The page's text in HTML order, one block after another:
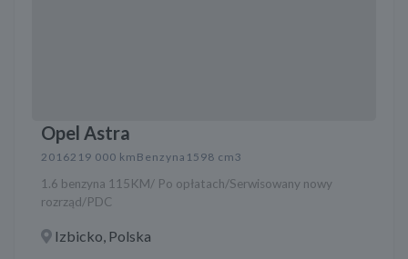
Opel Astra
2016219 000 km Benzyna 1598 cm3
1.6 benzyna 115KM/ Po opłatach/Serwisowany nowy
rozrząd/PDC
Izbicko, Polska